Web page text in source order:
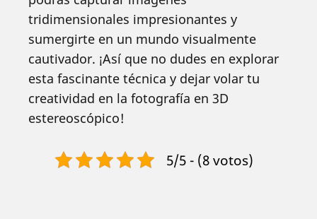
tridimensionales impresionantes y
sumergirte en un mundo visualmente
cautivador. ¡Así que no dudes en explorar
esta fascinante técnica y dejar volar tu
creatividad en la fotografía en 3D
estereoscópico!
5/5 - (8 votos)